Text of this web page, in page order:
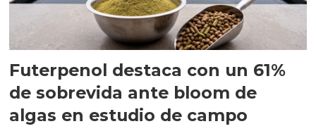
Futerpenol destaca con un 61%
de sobrevida ante bloom de
algas en estudio de campo